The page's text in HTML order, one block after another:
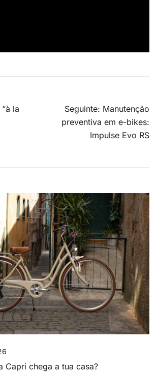
la
Seguinte: Manutenção
preventiva em e-bikes:
Impulse Evo RS
Capri chega a tua casa?